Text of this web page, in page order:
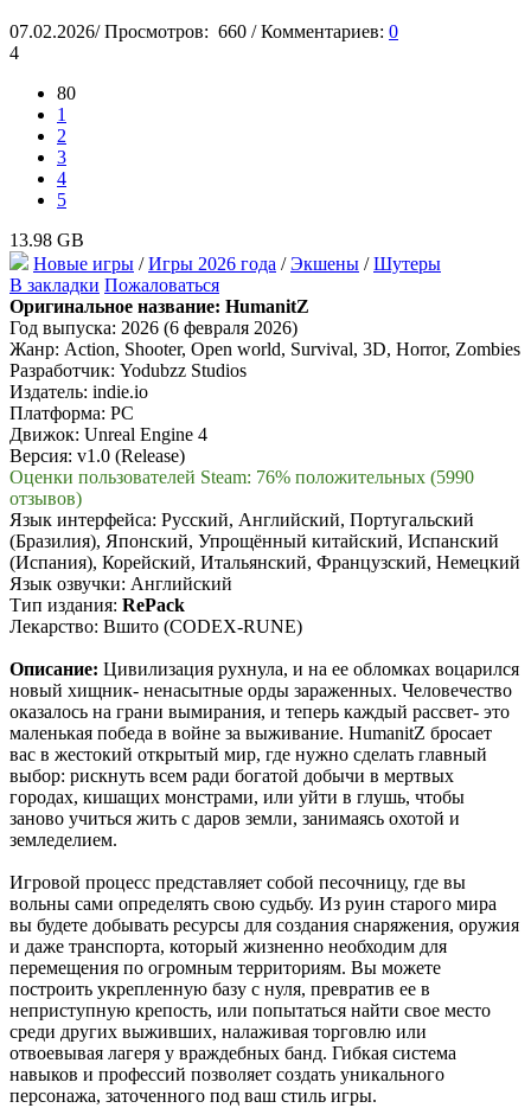
07.02.2026/ Просмотров: 660 / Комментариев: 0
4
80
1
2
3
4
5
13.98 GB
Новые игры /Игры 2026 года /Экшены /Шутеры
В закладки Пожаловаться
Оригинальное название: HumanitZ
Год выпуска: 2026 (6 февраля 2026)
Жанр: Action, Shooter, Open world, Survival, 3D, Horror, Zombies
Разработчик: Yodubzz Studios
Издатель: indie.io
Платформа: PC
Движок: Unreal Engine 4
Версия: v1.0 (Release)
Оценки пользователей Steam: 76% положительных (5990
отзывов)
Язык интерфейса: Русский, Английский, Португальский
(Бразилия), Японский, Упрощённый китайский, Испанский
(Испания), Корейский, Итальянский, Французский, Немецкий
Язык озвучки: Английский
Тип издания: RePack
Лекарство: Вшито (CODEX-RUNE)
Описание: Цивилизация рухнула, и на ее обломках воцарился
новый хищник- ненасытные орды зараженных. Человечество
оказалось на грани вымирания, и теперь каждый рассвет- это
маленькая победа в войне за выживание. HumanitZ бросает
вас в жестокий открытый мир, где нужно сделать главный
выбор: рискнуть всем ради богатой добычи в мертвых
городах, кишащих монстрами, или уйти в глушь, чтобы
заново учиться жить с даров земли, занимаясь охотой и
земледелием.
Игровой процесс представляет собой песочницу, где вы
вольны сами определять свою судьбу. Из руин старого мира
вы будете добывать ресурсы для создания снаряжения, оружия
и даже транспорта, который жизненно необходим для
перемещения по огромным территориям. Вы можете
построить укрепленную базу с нуля, превратив ее в
неприступную крепость, или попытаться найти свое место
среди других выживших, налаживая торговлю или
отвоевывая лагеря у враждебных банд. Гибкая система
навыков и профессий позволяет создать уникального
персонажа, заточенного под ваш стиль игры.